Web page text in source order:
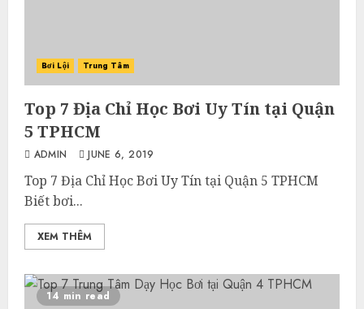
Bơi Lội Trung Tâm
Top 7 Địa Chỉ Học Bơi Uy Tín tại Quận
5 TPHCM
ADMIN JUNE 6, 2019
Top 7 Địa Chỉ Học Bơi Uy Tín tại Quận 5 TPHCM
Biết bơi...
XEM THÊM
14 min read